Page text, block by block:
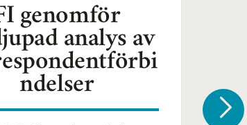
genomför
analys av
ndelser